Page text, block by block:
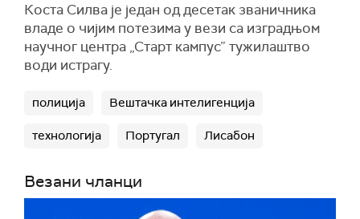
Коста Силва је један од десетак званичника
владе о чијим потезима у вези са изградњом
научног центра „Старт кампус” тужилаштво
води истрагу.
полиција Вештачка интелигенција
технологија Португал Лисабон
Везани чланци